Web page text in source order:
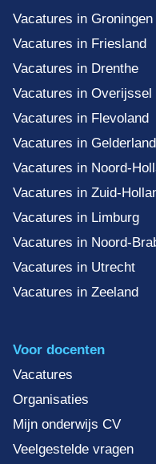
Vacatures in Groningen
Vacatures in Friesland
Vacatures in Drenthe
Vacatures in Overijssel
Vacatures in Flevoland
Vacatures in Gelderland
Vacatures in Noord-
Vacatures in Zuid-
Vacatures in Limburg
Vacatures in Noord-
Vacatures in Utrecht
Vacatures in Zeeland
Voor docenten
Vacatures
Organisaties
Mijn onderwijs CV
Veelgestelde vragen